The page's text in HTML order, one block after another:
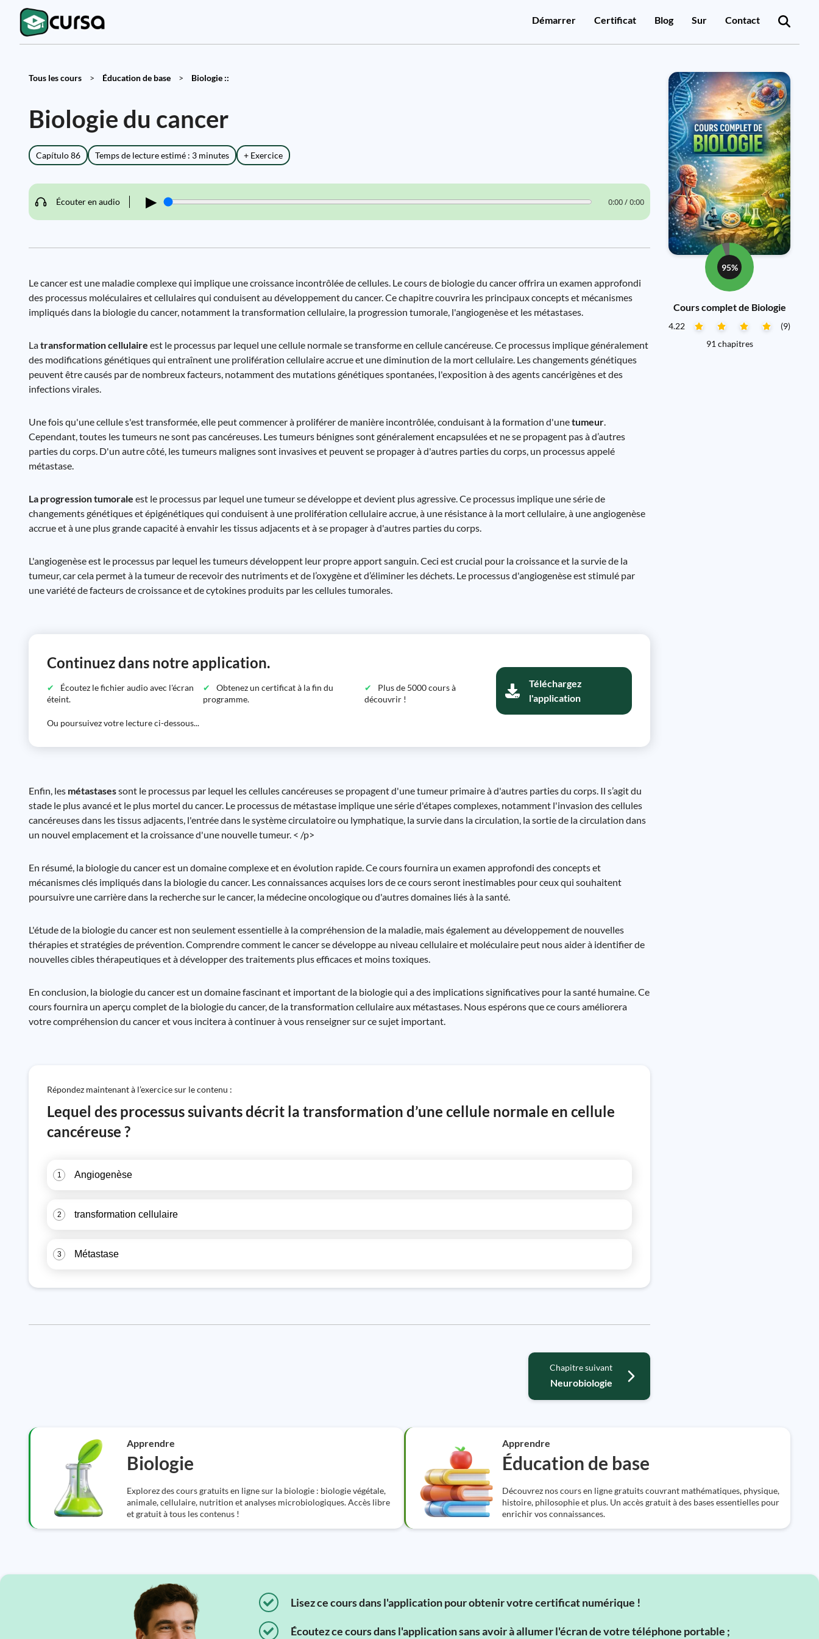
Démarrer Certificat Blog Sur Contact
Tous les cours > Éducation de base > Biologie ::
Biologie du cancer
Capítulo 86 Temps de lecture estimé : 3 minutes + Exercice
Écouter en audio ▶ 0:00 / 0:00
Le cancer est une maladie complexe qui implique une croissance incontrôlée de cellules. Le cours de biologie du cancer offrira un examen approfondi
des processus moléculaires et cellulaires qui conduisent au développement du cancer. Ce chapitre couvrira les principaux concepts et mécanismes
impliqués dans la biologie du cancer, notamment la transformation cellulaire, la progression tumorale, l'angiogenèse et les métastases.
Latransformation cellulaire est le processus par lequel une cellule normale se transforme en cellule cancéreuse. Ce processus implique généralement
des modifications génétiques qui entraînent une prolifération cellulaire accrue et une diminution de la mort cellulaire. Les changements génétiques
peuvent être causés par de nombreux facteurs, notamment des mutations génétiques spontanées, l'exposition à des agents cancérigènes et des
infections virales.
Une fois qu'une cellule s'est transformée, elle peut commencer à proliférer de manière incontrôlée, conduisant à la formation d'unetumeur.
Cependant, toutes les tumeurs ne sont pas cancéreuses. Les tumeurs bénignes sont généralement encapsulées et ne se propagent pas à d’autres
parties du corps. D'un autre côté, les tumeurs malignes sont invasives et peuvent se propager à d'autres parties du corps, un processus appelé
métastase.
La progression tumorale est le processus par lequel une tumeur se développe et devient plus agressive. Ce processus implique une série de
changements génétiques et épigénétiques qui conduisent à une prolifération cellulaire accrue, à une résistance à la mort cellulaire, à une angiogenèse
accrue et à une plus grande capacité à envahir les tissus adjacents et à se propager à d'autres parties du corps.
L'angiogenèse est le processus par lequel les tumeurs développent leur propre apport sanguin. Ceci est crucial pour la croissance et la survie de la
tumeur, car cela permet à la tumeur de recevoir des nutriments et de l’oxygène et d’éliminer les déchets. Le processus d'angiogenèse est stimulé par
une variété de facteurs de croissance et de cytokines produits par les cellules tumorales.
Continuez dans notre application.
Écoutez le fichier audio avec l'écran
éteint.
Obtenez un certificat à la fin du
programme.
Plus de 5000 cours à
découvrir !
Ou poursuivez votre lecture ci-dessous...
Téléchargez
l'application
Enfin, les métastasessont le processus par lequel les cellules cancéreuses se propagent d'une tumeur primaire à d'autres parties du corps. Il s’agit du
stade le plus avancé et le plus mortel du cancer. Le processus de métastase implique une série d'étapes complexes, notamment l'invasion des cellules
cancéreuses dans les tissus adjacents, l'entrée dans le système circulatoire ou lymphatique, la survie dans la circulation, la sortie de la circulation dans
un nouvel emplacement et la croissance d'une nouvelle tumeur. < /p>
En résumé, la biologie du cancer est un domaine complexe et en évolution rapide. Ce cours fournira un examen approfondi des concepts et
mécanismes clés impliqués dans la biologie du cancer. Les connaissances acquises lors de ce cours seront inestimables pour ceux qui souhaitent
poursuivre une carrière dans la recherche sur le cancer, la médecine oncologique ou d'autres domaines liés à la santé.
L'étude de la biologie du cancer est non seulement essentielle à la compréhension de la maladie, mais également au développement de nouvelles
thérapies et stratégies de prévention. Comprendre comment le cancer se développe au niveau cellulaire et moléculaire peut nous aider à identifier de
nouvelles cibles thérapeutiques et à développer des traitements plus efficaces et moins toxiques.
En conclusion, la biologie du cancer est un domaine fascinant et important de la biologie qui a des implications significatives pour la santé humaine. Ce
cours fournira un aperçu complet de la biologie du cancer, de la transformation cellulaire aux métastases. Nous espérons que ce cours améliorera
votre compréhension du cancer et vous incitera à continuer à vous renseigner sur ce sujet important.
Répondez maintenant à l’exercice sur le contenu :
Lequel des processus suivants décrit la transformation d’une cellule normale en cellule
cancéreuse ?
1 Angiogenèse
2 transformation cellulaire
3 Métastase
Chapitre suivant
Neurobiologie
95%
Cours complet de Biologie
4.22
(9)
91 chapitres
Apprendre
Biologie
Explorez des cours gratuits en ligne sur la biologie : biologie végétale,
animale, cellulaire, nutrition et analyses microbiologiques. Accès libre
et gratuit à tous les contenus !
Apprendre
Éducation de base
Découvrez nos cours en ligne gratuits couvrant mathématiques, physique,
histoire, philosophie et plus. Un accès gratuit à des bases essentielles pour
enrichir vos connaissances.
Lisez ce cours dans l'application pour obtenir votre certificat numérique !
Écoutez ce cours dans l'application sans avoir à allumer l'écran de votre téléphone portable ;